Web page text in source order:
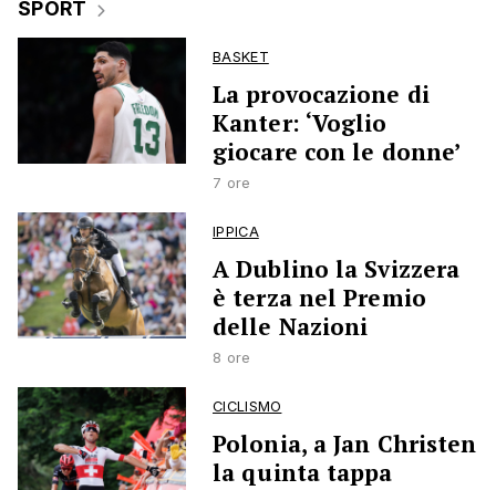
SPORT
BASKET
La provocazione di
Kanter: ‘Voglio
giocare con le donne’
7 ore
IPPICA
A Dublino la Svizzera
è terza nel Premio
delle Nazioni
8 ore
CICLISMO
Polonia, a Jan Christen
la quinta tappa